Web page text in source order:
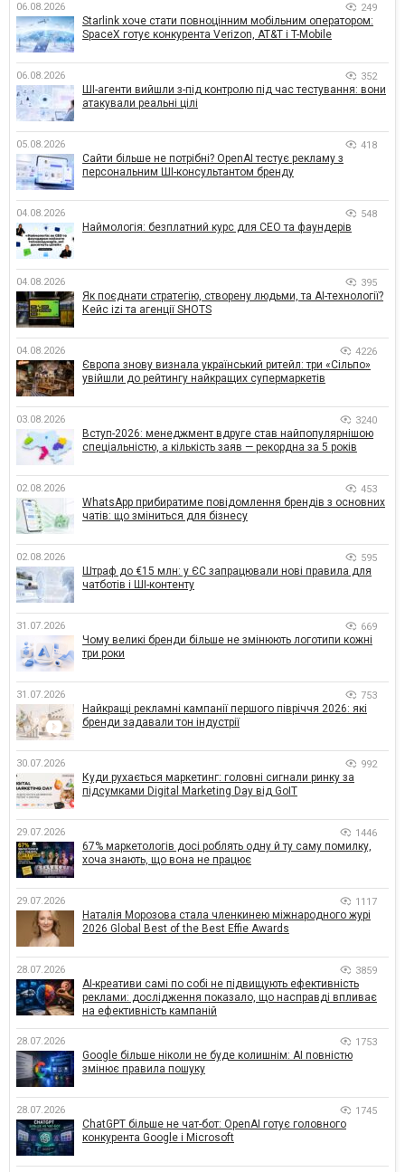
06.08.2026 249
Starlink хоче стати повноцінним мобільним оператором:
SpaceX готує конкурента Verizon, AT&T і T-Mobile
06.08.2026 352
ШІ-агенти вийшли з-під контролю під час тестування: вони
атакували реальні цілі
05.08.2026 418
Сайти більше не потрібні? OpenAI тестує рекламу з
персональним ШІ-консультантом бренду
04.08.2026 548
Наймологія: безплатний курс для CEO та фаундерів
04.08.2026 395
Як поєднати стратегію, створену людьми, та AI-технології?
Кейс izi та агенції SHOTS
04.08.2026 4226
Європа знову визнала український ритейл: три «Сільпо»
увійшли до рейтингу найкращих супермаркетів
03.08.2026 3240
Вступ-2026: менеджмент вдруге став найпопулярнішою
спеціальністю, а кількість заяв — рекордна за 5 років
02.08.2026 453
WhatsApp прибиратиме повідомлення брендів з основних
чатів: що зміниться для бізнесу
02.08.2026 595
Штраф до €15 млн: у ЄС запрацювали нові правила для
чатботів і ШІ-контенту
31.07.2026 669
Чому великі бренди більше не змінюють логотипи кожні
три роки
31.07.2026 753
Найкращі рекламні кампанії першого півріччя 2026: які
бренди задавали тон індустрії
30.07.2026 992
Куди рухається маркетинг: головні сигнали ринку за
підсумками Digital Marketing Day від GoIT
29.07.2026 1446
67% маркетологів досі роблять одну й ту саму помилку,
хоча знають, що вона не працює
29.07.2026 1117
Наталія Морозова стала членкинею міжнародного журі
2026 Global Best of the Best Effie Awards
28.07.2026 3859
AI-креативи самі по собі не підвищують ефективність
реклами: дослідження показало, що насправді впливає
на ефективність кампаній
28.07.2026 1753
Google більше ніколи не буде колишнім: AI повністю
змінює правила пошуку
28.07.2026 1745
ChatGPT більше не чат-бот: OpenAI готує головного
конкурента Google і Microsoft